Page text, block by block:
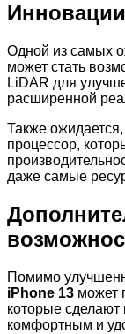
Одной из самых
может стать
LiDAR для
расширенной
Также ожидается,
процессор,
даже самые
Помимо
iPhone 13 может
которые
комфортным и